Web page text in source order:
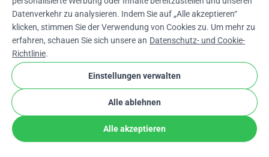
Dearrow_drop_down
★★★★★4,9 / 5 basierend auf 500+ Bewertungen
WhyDonateDatenschutz und Cookies
Allgemeine Geschäftsbedingungen
In Europa entwickelt stripe checkVerifizierter Partner
Datenverkehr zu analysieren. Indem Sie auf „Alle akzeptieren“
klicken, stimmen Sie der Verwendung von Cookies zu. Um mehr zu
erfahren, schauen Sie sich unsere an Datenschutz- und Cookie-
Richtlinie.
Einstellungen verwalten
Alle ablehnen
Alle akzeptieren